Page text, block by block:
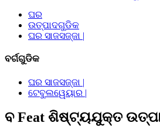
ଘର
ଉତ୍ପାଦଗୁଡିକ
ଘର ସାଜସଜ୍ଜା |
ବର୍ଗଗୁଡିକ
ଘର ସାଜସଜ୍ଜା |
ଟେବୁଲୱେୟାର |
ବ Feat ଶିଷ୍ଟ୍ୟଯୁକ୍ତ